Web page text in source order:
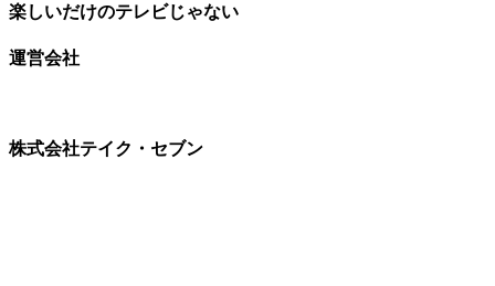
楽しいだけのテレビじゃない
運営会社
株式会社テイク・セブン